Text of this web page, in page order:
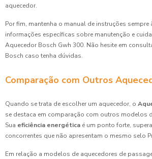
aquecedor.
Por fim, mantenha o manual de instruções sempre
informações específicas sobre manutenção e
Aquecedor Bosch Gwh 300. Não hesite em
Bosch caso tenha dúvidas.
Comparação com Outros
Quando se trata de escolher um aquecedor, o
se destaca em comparação com outros modelos
Sua eficiência energética é um ponto forte,
concorrentes que não apresentam o mesmo selo
Em relação a modelos de aquecedores de